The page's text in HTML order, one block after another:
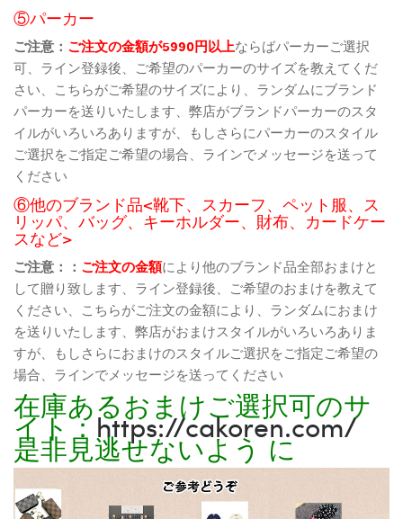
⑤パーカー
ご注意： ご注文の金額が5990円以上ならばパーカーご選択
可、ライン登録後、ご希望のパーカーのサイズを教えてくだ
さい、こちらがご希望のサイズにより、ランダムにブランド
パーカーを送りいたします、弊店がブランドパーカーのスタ
イルがいろいろありますが、もしさらにパーカーのスタイル
ご選択をご指定ご希望の場合、ラインでメッセージを送って
ください
⑥他のブランド品<靴下、スカーフ、ペット服、ス
リッパ、バッグ、キーホルダー、財布、カードケー
スなど>
ご注意：： ご注文の金額により他のブランド品全部おまけと
して贈り致します、ライン登録後、ご希望のおまけを教えて
ください、こちらがご注文の金額により、ランダムにおまけ
を送りいたします、弊店がおまけスタイルがいろいろありま
すが、もしさらにおまけのスタイルご選択をご指定ご希望の
場合、ラインでメッセージを送ってください
在庫あるおまけご選択可のサ
イト：https://cakoren.com/
是非見逃せないよう に